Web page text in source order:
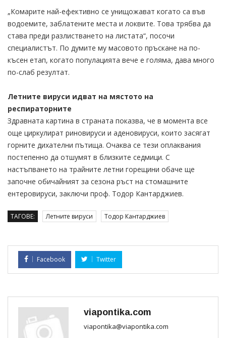
„Комарите най-ефективно се унищожават когато са във
водоемите, заблатените места и локвите. Това трябва да
става преди разлистването на листата“, посочи
специалистът. По думите му масовото пръскане на по-
късен етап, когато популацията вече е голяма, дава много
по-слаб резултат.
Летните вируси идват на мястото на
респираторните
Здравната картина в страната показва, че в момента все
още циркулират риновируси и аденовируси, които засягат
горните дихателни пътища. Очаква се тези оплаквания
постепенно да отшумят в близките седмици. С
настъпването на трайните летни горещини обаче ще
започне обичайният за сезона ръст на стомашните
ентеровируси, заключи проф. Тодор Кантарджиев.
ТАГОВЕ: Летните вируси Тодор Кантарджиев
Facebook Twitter
viapontika.com
viapontika@viapontika.com